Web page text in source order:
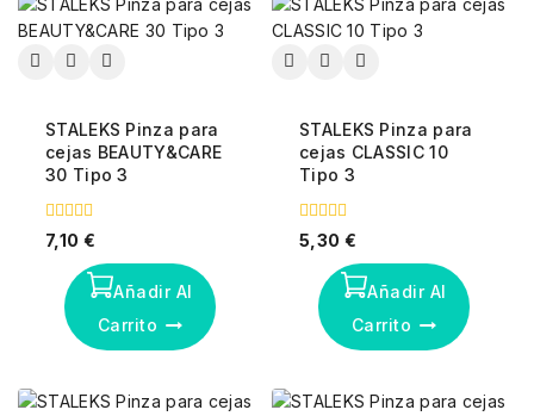
STALEKS Pinza para
cejas BEAUTY&CARE
30 Tipo 3
0
fuera
7,10 €
Añadir Al
Carrito
STALEKS Pinza para
cejas CLASSIC 10
Tipo 3
0
fuera
5,30 €
Añadir Al
Carrito